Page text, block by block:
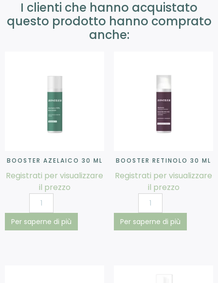
I clienti che hanno acquistato
questo prodotto hanno comprato
anche:
BOOSTER AZELAICO 30 ML
Registrati per visualizzare
il prezzo
Per saperne di più
BOOSTER RETINOLO 30 ML
Registrati per visualizzare
il prezzo
Per saperne di più